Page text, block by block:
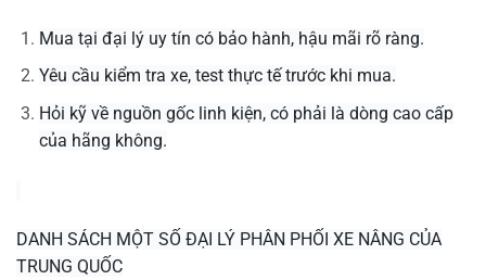
Mua tại đại lý uy tín có bảo hành, hậu mãi rõ ràng.
Yêu cầu kiểm tra xe, test thực tế trước khi mua.
Hỏi kỹ về nguồn gốc linh kiện, có phải là dòng cao cấp
của hãng không.
DANH SÁCH MỘT SỐ ĐẠI LÝ PHÂN PHỐI XE NÂNG CỦA
TRUNG QUỐC